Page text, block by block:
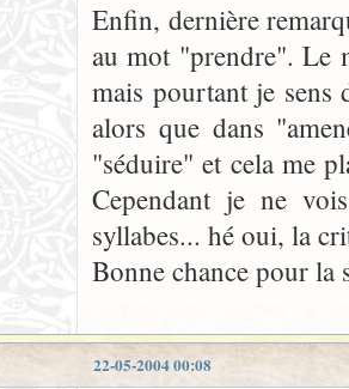
Enfin, dernière
au mot "prendre". Le
mais pourtant je
alors que dans
"séduire" et cela me
Cependant je ne
syllabes... hé oui, la
Bonne chance pour la
22-05-2004 00:08